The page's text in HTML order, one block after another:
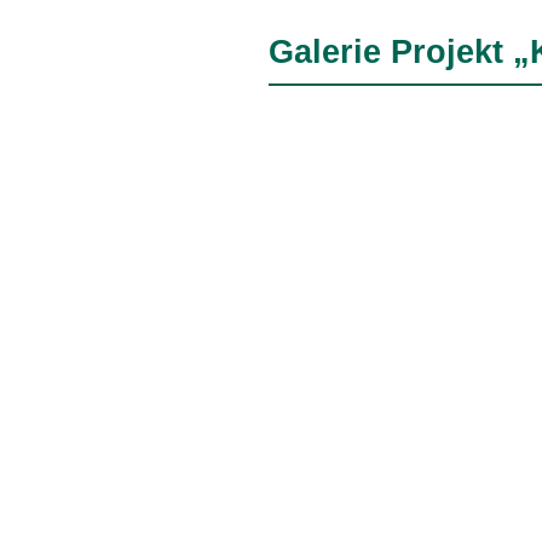
Galerie Projekt